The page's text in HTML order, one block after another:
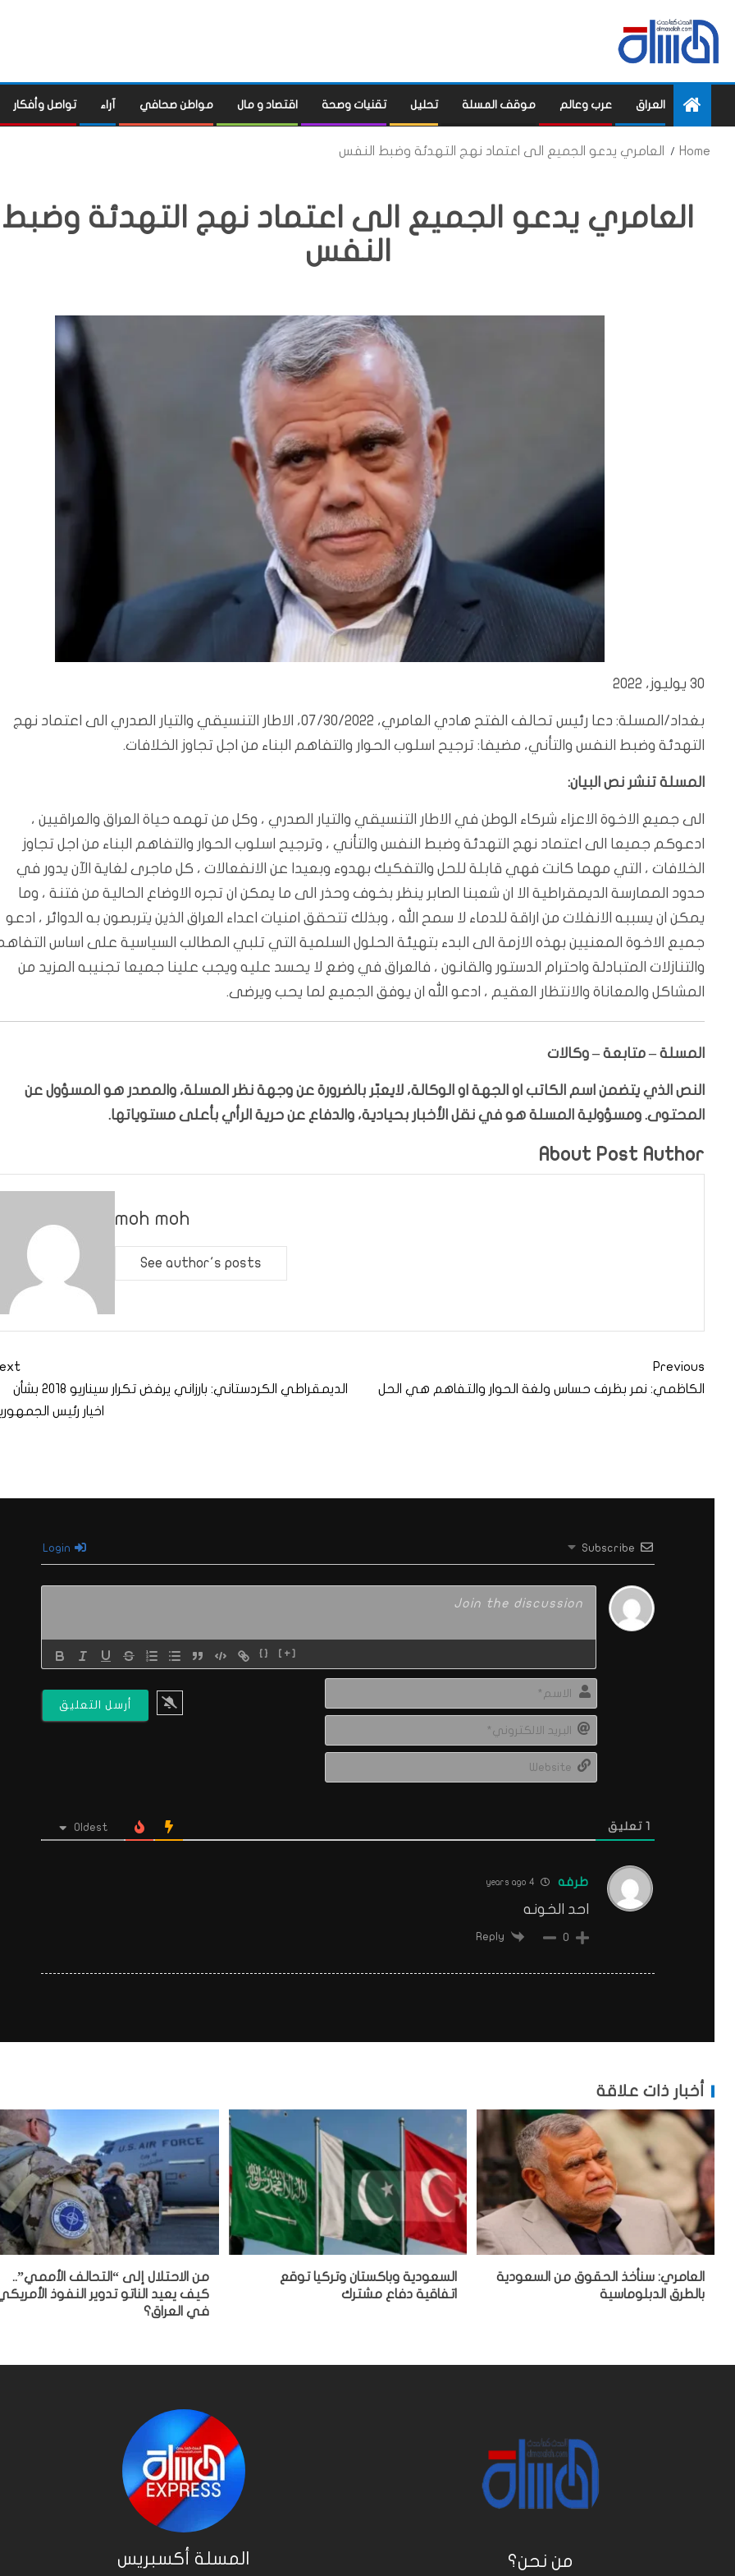
العراق عرب وعالم موقف المسلة تحليل تقنيات وصحة اقتصاد و مال مواطن صحافي آراء تواصل وأفكار
Home العامري يدعو الجميع الى اعتماد نهج التهدئة وضبط النفس
العامري يدعو الجميع الى اعتماد نهج التهدئة وضبط
النفس
30 يوليوز، 2022
بغداد/المسلة: دعا رئيس تحالف الفتح هادي العامري، 07/30/2022، الاطار التنسيقي والتيار الصدري الى اعتماد نهج
التهدئة وضبط النفس والتأني، مضيفا: ترجيح اسلوب الحوار والتفاهم البناء من اجل تجاوز الخلافات.
المسلة تنشر نص البيان:
الى جميع الاخوة الاعزاء شركاء الوطن في الاطار التنسيقي والتيار الصدري ، وكل من تهمه حياة العراق والعراقيين ،
ادعوكم جميعا الى اعتماد نهج التهدئة وضبط النفس والتأني ، وترجيح اسلوب الحوار والتفاهم البناء من اجل تجاوز
الخلافات ، التي مهما كانت فهي قابلة للحل والتفكيك بهدوء وبعيدا عن الانفعالات ، كل ماجرى لغاية الآن يدور في
حدود الممارسة الديمقراطية الا ان شعبنا الصابر ينظر بخوف وحذر الى ما يمكن ان تجره الاوضاع الحالية من فتنة ، وما
يمكن ان يسببه الانفلات من اراقة للدماء لا سمح الله ، وبذلك تتحقق امنيات اعداء العراق الذين يتربصون به الدوائر ، ادعو
جميع الاخوة المعنيين بهذه الازمة الى البدء بتهيئة الحلول السلمية التي تلبي المطالب السياسية على اساس
والتنازلات المتبادلة واحترام الدستور والقانون ، فالعراق في وضع لا يحسد عليه ويجب علينا جميعا تجنيبه المزيد من
المشاكل والمعاناة والانتظار العقيم ، ادعو الله ان يوفق الجميع لما يحب ويرضى.
المسلة – متابعة – وكالات
النص الذي يتضمن اسم الكاتب او الجهة او الوكالة، لايعبّر بالضرورة عن وجهة نظر المسلة، والمصدر هو المسؤول عن
المحتوى. ومسؤولية المسلة هو في نقل الأخبار بحيادية، والدفاع عن حرية الرأي بأعلى مستوياتها.
About Post Author
moh moh
See author's posts
Previous
الكاظمي: نمر بظرف حساس ولغة الحوار والتفاهم هي الحل
الديمقراطي الكردستاني: بارزاني يرفض تكرار سيناريو 2018 بشأن
اخيار رئيس
Subscribe
{} [+]
1تعليق Oldest
طرفه
احد الخونه
0
Reply
أخبار ذات علاقة
العامري: سنأخذ الحقوق من السعودية
بالطرق الدبلوماسية
السعودية وباكستان وتركيا توقع
اتفاقية دفاع مشترك
من الاحتلال إلى “التحالف الأممي”..
كيف يعيد الناتو تدوير النفوذ
في العراق؟
المسلة أكسبريس من نحن؟